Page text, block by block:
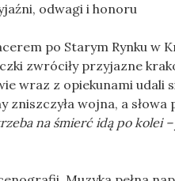
odwagi i honoru
po Starym Rynku w
zwróciły przyjazne
wraz z opiekunami udali
wojna, a słowa
na śmierć idą po kolei –